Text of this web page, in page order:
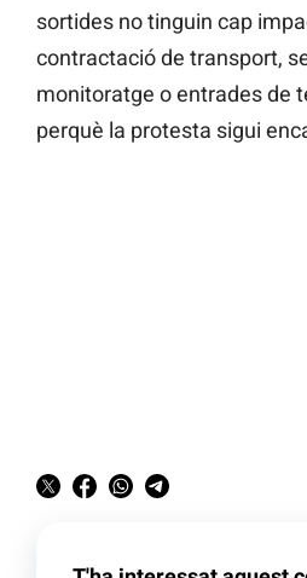
sortides no tinguin cap
contractació de transport,
monitoratge o entrades de
perquè la protesta sigui